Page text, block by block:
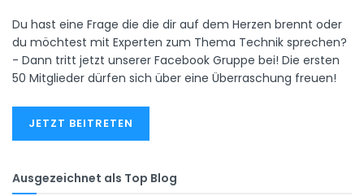
Du hast eine Frage die die dir auf dem Herzen brennt oder
du möchtest mit Experten zum Thema Technik sprechen?
- Dann tritt jetzt unserer Facebook Gruppe bei! Die ersten
50 Mitglieder dürfen sich über eine Überraschung freuen!
JETZT BEITRETEN
Ausgezeichnet als Top Blog